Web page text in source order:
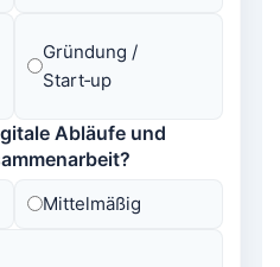
Gründung /
Start‑up
Abläufe und
Mittelmäßig